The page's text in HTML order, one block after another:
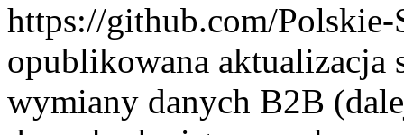
https://github.com/Polskie-
opublikowana aktualizacja
wymiany danych B2B